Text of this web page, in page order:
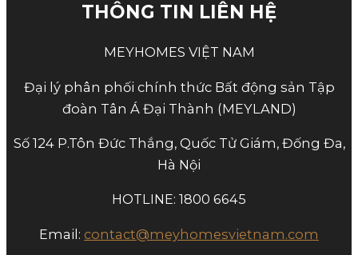
THÔNG TIN LIÊN HỆ
MEYHOMES VIỆT NAM
Đại lý phân phối chính thức Bất động sản Tập
đoàn Tân Á Đại Thành (MEYLAND)
Số 124 P.Tôn Đức Thắng, Quốc Tử Giám, Đống Đa,
Hà Nội
HOTLINE: 1800 6645
Email: contact@meyhomesvietnam.com